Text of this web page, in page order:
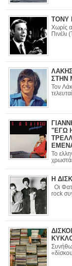
ΤΟΝΥ
Χωρίς
Πινέλι
ΣΤΗΝ
Τον Λάκη
"ΕΓΩ
ΤΡΕΛΛΟΥΣ
Το
Η
Οι
rock